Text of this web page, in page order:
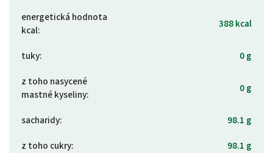
energetická hodnota
kcal: 388 kcal
tuky:
0 g
z toho nasycené
mastné kyseliny: 0 g
sacharidy:
98.1 g
z toho cukry:
98.1 g